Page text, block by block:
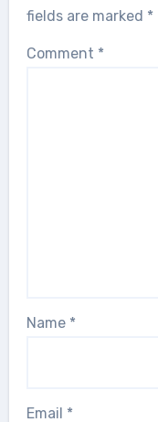
fields are marked *
Comment *
Name *
Email *